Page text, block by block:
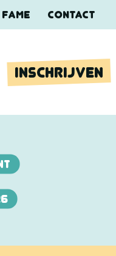
CONTACT
INSCHRIJVEN